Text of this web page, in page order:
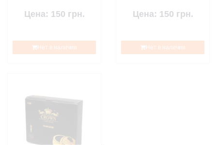
Цена: 150 грн.
Нет в наличии
Цена: 150 грн.
Нет в наличии